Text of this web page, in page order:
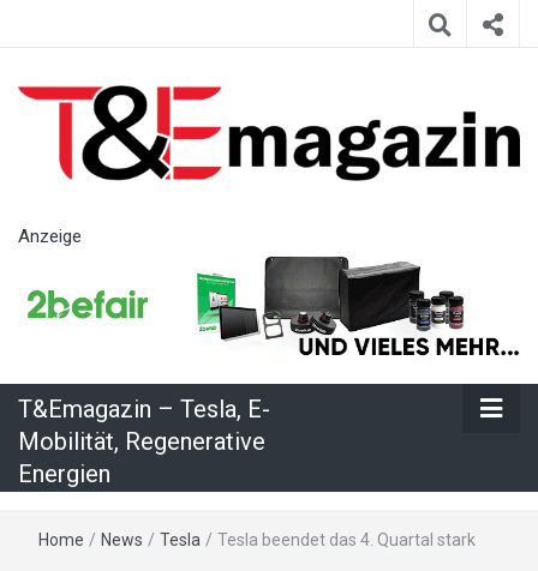
– Tesla, E-
Mobilität,
Regenerative
Energien
Anzeige
T&Emagazin – Tesla, E-
Mobilität, Regenerative
Energien
Home / News / Tesla / Tesla beendet das 4. Quartal stark